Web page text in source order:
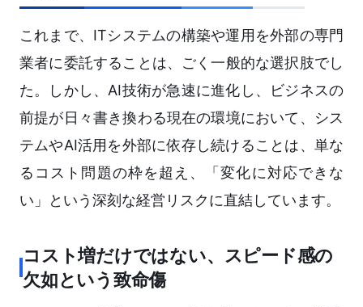
これまで、ITシステムの構築や運用を外部の専門
業者に委託することは、ごく一般的な選択肢でし
た。しかし、AI技術が急速に進化し、ビジネスの
前提が日々書き換わる現在の環境において、シス
テムやAI活用を外部に依存し続けることは、単な
るコスト問題の枠を超え、「変化に対応できな
い」という深刻な経営リスクに直結しています。
コスト増だけではない、スピード感の
欠如という致命傷